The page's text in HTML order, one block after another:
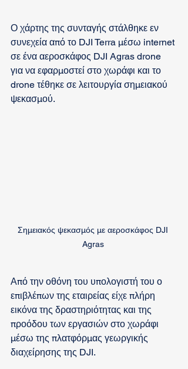
Ο χάρτης της συνταγής στάλθηκε εν
συνεχεία από το DJI Terra μέσω internet
σε ένα αεροσκάφος DJI Agras drone
για να εφαρμοστεί στο χωράφι και το
drone τέθηκε σε λειτουργία σημειακού
ψεκασμού.
Σημειακός ψεκασμός με αεροσκάφος DJI
Agras
Από την οθόνη του υπολογιστή του ο
επιβλέπων της εταιρείας είχε πλήρη
εικόνα της δραστηριότητας και της
προόδου των εργασιών στο χωράφι
μέσω της πλατφόρμας γεωργικής
διαχείρησης της DJI.